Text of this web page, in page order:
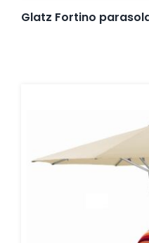
Glatz Fortino